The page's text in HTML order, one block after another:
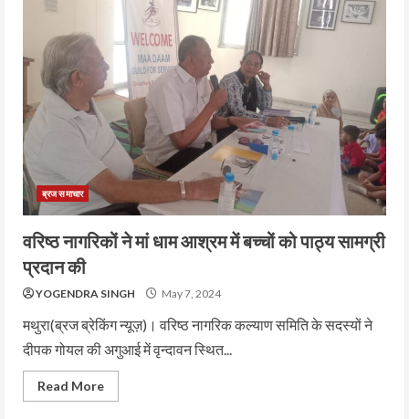
ब्रज समाचार
वरिष्ठ नागरिकों ने मां धाम आश्रम में बच्चों को पाठ्य सामग्री
प्रदान की
YOGENDRA SINGH May 7, 2024
मथुरा(ब्रज ब्रेकिंग न्यूज़)। वरिष्ठ नागरिक कल्याण समिति के सदस्यों ने
दीपक गोयल की अगुआई में वृन्दावन स्थित...
Read More